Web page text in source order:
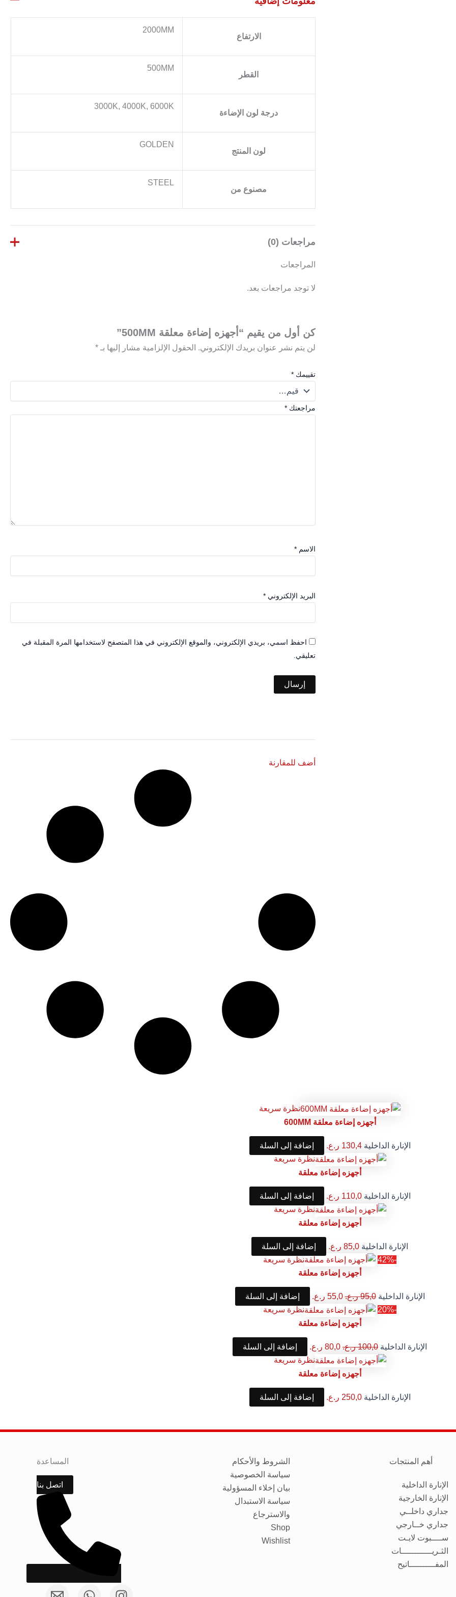
الارتفاع
2000MM
القطر
500MM
درجة لون الإضاءة
3000K, 4000K, 6000K
لون المنتج
GOLDEN
مصنوع من
STEEL
مراجعات (0)
المراجعات
لا توجد مراجعات بعد.
كن أول من يقيم “أجهزه إضاءة معلقة 500MM”
لن يتم نشر عنوان بريدك الإلكتروني. الحقول الإلزامية مشار إليها بـ*
تقييمك*
مراجعتك*
الاسم*
البريد الإلكتروني*
احفظ اسمي، بريدي الإلكتروني، والموقع الإلكتروني في هذا المتصفح لاستخدامها المرة المقبلة في
تعليقي.
أضف للمقارنة
نظرة سريعة
أجهزه إضاءة معلقة 600MM
الإنارة الداخلية130,4 ر.ع.
إضافة إلى السلة
نظرة سريعة
أجهزه إضاءة معلقة
الإنارة الداخلية110,0 ر.ع.
إضافة إلى السلة
نظرة سريعة
أجهزه إضاءة معلقة
الإنارة الداخلية 85,0 ر.ع.
إضافة إلى السلة
-42%
نظرة سريعة
أجهزه إضاءة معلقة
الإنارة الداخلية95,0 ر.ع. 55,0 ر.ع.
إضافة إلى السلة
-20%
نظرة سريعة
أجهزه إضاءة معلقة
الإنارة الداخلية 100,0 ر.ع. 80,0 ر.ع.
إضافة إلى السلة
نظرة سريعة
أجهزه إضاءة معلقة
الإنارة الداخلية250,0 ر.ع. إضافة إلى السلة
أهم المنتجات
الإنارة الداخلية
الإنارة الخارجية
جداري داخلــي
جداري خــارجي
ســــبوت لايـت
الثـريــــــــــــات
المفــــــــــاتيح
الشروط والأحكام
سياسة الخصوصية
بيان إخلاء المسؤولية
سياسة الاستبدال
والاسترجاع
Shop
Wishlist
المساعدة
اتصل بنا